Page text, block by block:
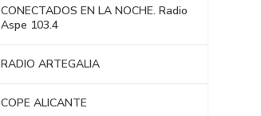
CONECTADOS EN LA NOCHE. Radio
Aspe 103.4
RADIO ARTEGALIA
COPE ALICANTE